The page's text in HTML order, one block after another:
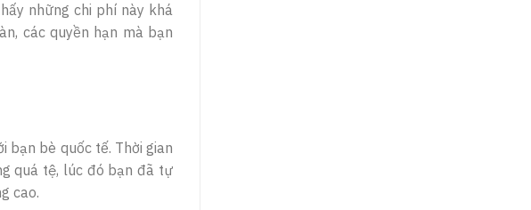
những chi phí này khá
các quyền hạn mà bạn
bạn bè quốc tế. Thời gian
quá tệ, lúc đó bạn đã tự
cao.